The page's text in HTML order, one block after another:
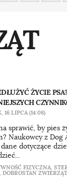
ŻYCIE
16 LIPCA (14:08)
sprawić, by pies
Naukowcy z
dotyczące
FIZYCZNA,
, DOBROSTAN ZWIERZĄT